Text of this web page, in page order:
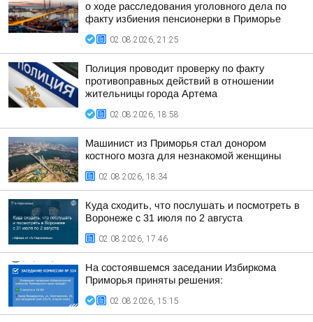
о ходе расследования уголовного дела по
факту избиения пенсионерки в Приморье
02.08.2026, 21:25
Полиция проводит проверку по факту
противоправных действий в отношении
жительницы города Артема
02.08.2026, 18:58
Машинист из Приморья стал донором
костного мозга для незнакомой женщины
02.08.2026, 18:34
Куда сходить, что послушать и посмотреть в
Воронеже с 31 июля по 2 августа
02.08.2026, 17:46
На состоявшемся заседании Избиркома
Приморья приняты решения:
02.08.2026, 15:15